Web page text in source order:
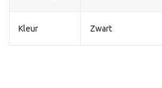
Kleur Zwart